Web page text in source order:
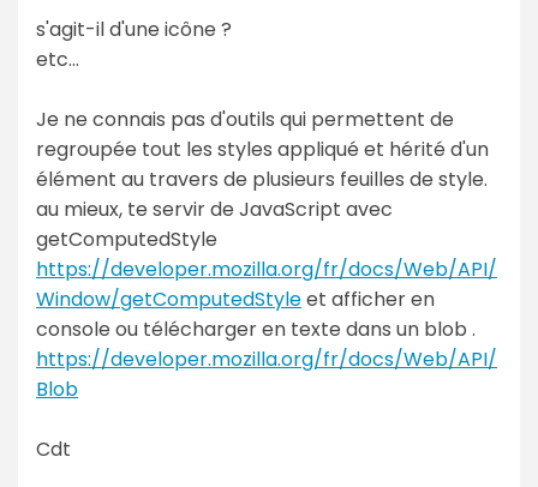
s'agit-il d'une icône ?
etc...
Je ne connais pas d'outils qui permettent de
regroupée tout les styles appliqué et hérité d'un
élément au travers de plusieurs feuilles de style.
au mieux, te servir de JavaScript avec
getComputedStyle
https://developer.mozilla.org/fr/docs/Web/API/
Window/getComputedStyleet afficher en
console ou télécharger en texte dans un blob .
https://developer.mozilla.org/fr/docs/Web/API/
Blob
Cdt